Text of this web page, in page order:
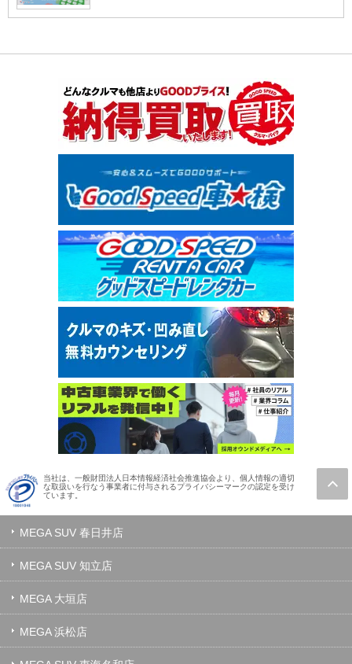
当社は、一般財団法人日本情報経済社会推進協会より、個人情報の適切
な取扱いを行なう事業者に付与されるプライバシーマークの認定を受け
ています。
MEGA SUV 春日井店
MEGA SUV 知立店
MEGA 大垣店
MEGA 浜松店